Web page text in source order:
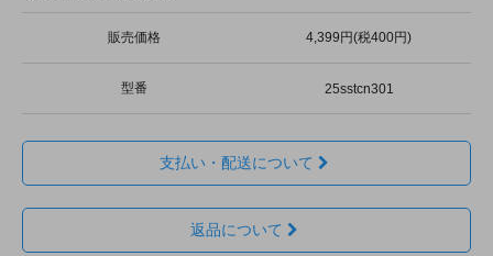
販売価格 4,399円(税400円)
型番 25sstcn301
支払い・配送について
返品について